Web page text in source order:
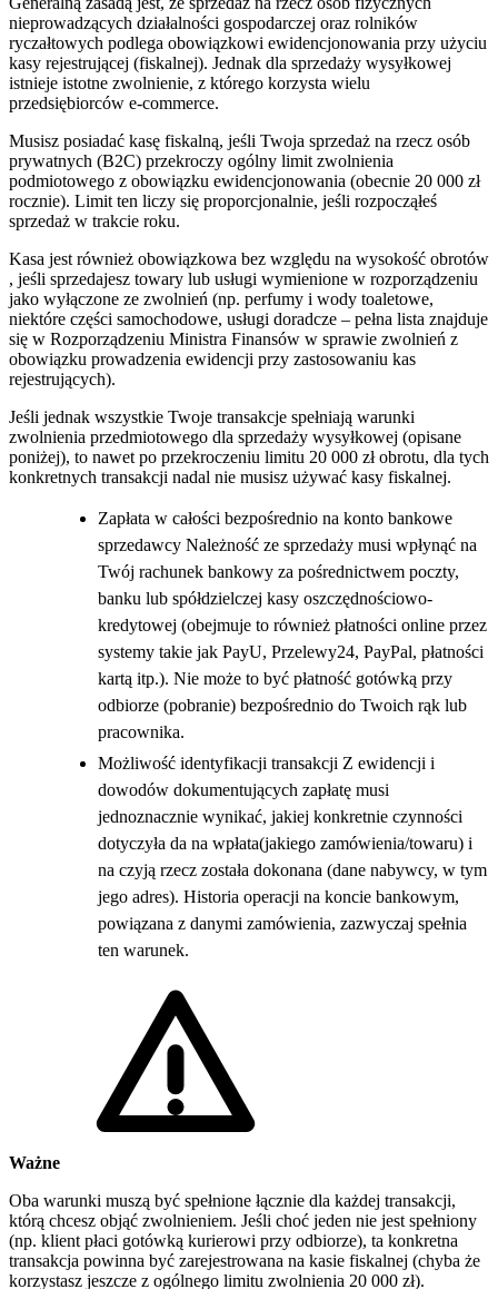
nieprowadzących działalności gospodarczej oraz rolników
ryczałtowych podlega obowiązkowi ewidencjonowania przy użyciu
kasy rejestrującej (fiskalnej). Jednak dla sprzedaży wysyłkowej
istnieje istotne zwolnienie, z którego korzysta wielu
przedsiębiorców e-commerce.
Musisz posiadać kasę fiskalną, jeśli Twoja sprzedaż na rzecz osób
prywatnych (B2C) przekroczy ogólny limit zwolnienia
podmiotowego z obowiązku ewidencjonowania (obecnie 20 000 zł
rocznie). Limit ten liczy się proporcjonalnie, jeśli rozpocząłeś
sprzedaż w trakcie roku.
Kasa jest również obowiązkowa bez względu na wysokość obrotów
, jeśli sprzedajesz towary lub usługi wymienione w rozporządzeniu
jako wyłączone ze zwolnień (np. perfumy i wody toaletowe,
niektóre części samochodowe, usługi doradcze – pełna lista znajduje
się w Rozporządzeniu Ministra Finansów w sprawie zwolnień z
obowiązku prowadzenia ewidencji przy zastosowaniu kas
rejestrujących).
Jeśli jednak wszystkie Twoje transakcje spełniają warunki
zwolnienia przedmiotowego dla sprzedaży wysyłkowej (opisane
poniżej), to nawet po przekroczeniu limitu 20 000 zł obrotu, dla tych
konkretnych transakcji nadal nie musisz używać kasy fiskalnej.
Zapłata w całości bezpośrednio na konto bankowe
sprzedawcy Należność ze sprzedaży musi wpłynąć na
Twój rachunek bankowy za pośrednictwem poczty,
banku lub spółdzielczej kasy oszczędnościowo-
kredytowej (obejmuje to również płatności online przez
systemy takie jak PayU, Przelewy24, PayPal, płatności
kartą itp.). Nie może to być płatność gotówką przy
odbiorze (pobranie) bezpośrednio do Twoich rąk lub
pracownika.
Możliwość identyfikacji transakcji Z ewidencji i
dowodów dokumentujących zapłatę musi
jednoznacznie wynikać, jakiej konkretnie czynności
dotyczyła da na wpłata(jakiego zamówienia/towaru) i
na czyją rzecz została dokonana (dane nabywcy, w tym
jego adres). Historia operacji na koncie bankowym,
powiązana z danymi zamówienia, zazwyczaj spełnia
ten warunek.
Ważne
Oba warunki muszą być spełnione łącznie dla każdej transakcji,
którą chcesz objąć zwolnieniem. Jeśli choć jeden nie jest spełniony
(np. klient płaci gotówką kurierowi przy odbiorze), ta konkretna
transakcja powinna być zarejestrowana na kasie fiskalnej (chyba że
korzystasz jeszcze z ogólnego limitu zwolnienia 20 000 zł).